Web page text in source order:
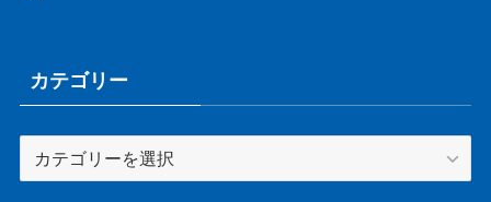
カテゴリー
テ